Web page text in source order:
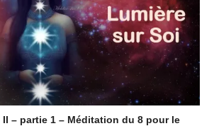
– partie 1 – Méditation du 8 pour le